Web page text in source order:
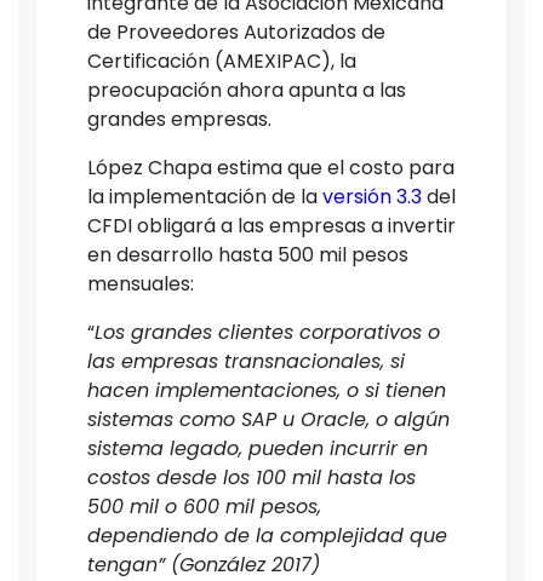
de Proveedores Autorizados de
Certificación (AMEXIPAC), la
preocupación ahora apunta a las
grandes empresas.
López Chapa estima que el costo para
la implementación de laversión 3.3del
CFDI obligará a las empresas a invertir
en desarrollo hasta 500 mil pesos
mensuales:
“Los grandes clientes corporativos o
las empresas transnacionales, si
hacen implementaciones, o si tienen
sistemas como SAP u Oracle, o algún
sistema legado, pueden incurrir en
costos desde los 100 mil hasta los
500 mil o 600 mil pesos,
dependiendo de la complejidad que
tengan” (González 2017)